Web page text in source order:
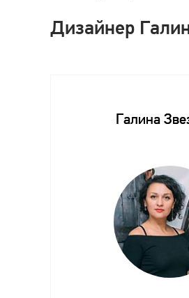
Споты
Уличный
Торшеры
Настольные
Умный дом
Дизайнер
Галина